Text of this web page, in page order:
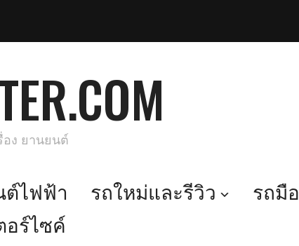
อง ยานยนต์
ต์ไฟฟ้า รถใหม่และรีวิว
รถมื
อร์ไซค์